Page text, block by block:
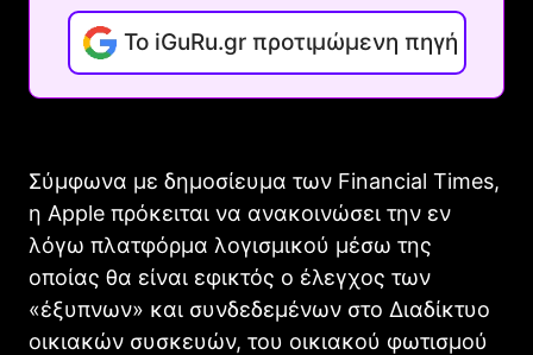
Το iGuRu.gr προτιμώμενη πηγή
Σύμφωνα με δημοσίευμα των Financial Times,
η Apple πρόκειται να ανακοινώσει την εν
λόγω πλατφόρμα λογισμικού μέσω της
οποίας θα είναι εφικτός ο έλεγχος των
«έξυπνων» και συνδεδεμένων στο Διαδίκτυο
οικιακών συσκευών, του οικιακού φωτισμού